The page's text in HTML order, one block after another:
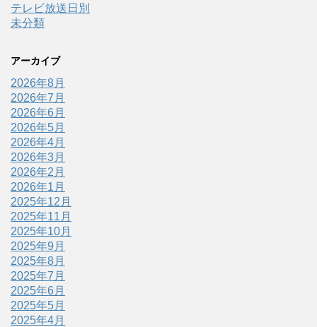
テレビ放送日別
未分類
アーカイブ
2026年8月
2026年7月
2026年6月
2026年5月
2026年4月
2026年3月
2026年2月
2026年1月
2025年12月
2025年11月
2025年10月
2025年9月
2025年8月
2025年7月
2025年6月
2025年5月
2025年4月